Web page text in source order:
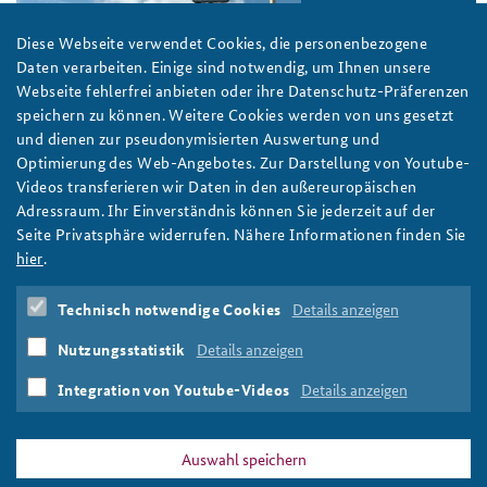
Anfahrt
Freundeskreis
Deutsches Forum Sicherheitspolitik
Arbeitskreis "Junge Sicherheitspolitiker"
Das Sicherheitspolitische Gespräch an der BAKS
Studierendenkonferenz Sicherheitspolitik gestalten
Newsletter-Archiv
Diese Webseite verwendet Cookies, die personenbezogene
Daten verarbeiten. Einige sind notwendig, um Ihnen unsere
Webseite fehlerfrei anbieten oder ihre Datenschutz-Präferenzen
speichern zu können. Weitere Cookies werden von uns gesetzt
und dienen zur pseudonymisierten Auswertung und
Optimierung des Web-Angebotes. Zur Darstellung von Youtube-
Videos transferieren wir Daten in den außereuropäischen
Adressraum. Ihr Einverständnis können Sie jederzeit auf der
Seite Privatsphäre widerrufen. Nähere Informationen finden Sie
hier.
Technisch notwendige Cookies Details anzeigen
Nutzungsstatistik Details anzeigen
Integration von Youtube-Videos Details anzeigen
Auswahl speichern